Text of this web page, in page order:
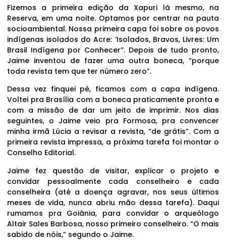
Fizemos a primeira edição da Xapuri lá mesmo, na
Reserva, em uma noite. Optamos por centrar na pauta
socioambiental. Nossa primeira capa foi sobre os povos
indígenas isolados do Acre: ‘Isolados, Bravos, Livres: Um
Brasil Indígena por Conhecer”. Depois de tudo pronto,
Jaime inventou de fazer uma outra boneca, “porque
toda revista tem que ter número zero”.
Dessa vez finquei pé, ficamos com a capa indígena.
Voltei pra Brasília com a boneca praticamente pronta e
com a missão de dar um jeito de imprimir. Nos dias
seguintes, o Jaime veio pra Formosa, pra convencer
minha irmã Lúcia a revisar a revista, “de grátis”. Com a
primeira revista impressa, a próxima tarefa foi montar o
Conselho Editorial.
Jaime fez questão de visitar, explicar o projeto e
convidar pessoalmente cada conselheiro e cada
conselheira (até a doença agravar, nos seus últimos
meses de vida, nunca abriu mão dessa tarefa). Daqui
rumamos pra Goiânia, para convidar o arqueólogo
Altair Sales Barbosa, nosso primeiro conselheiro. “O mais
sabido de nóis,” segundo o Jaime.